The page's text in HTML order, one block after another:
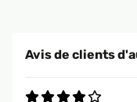
Avis de clients